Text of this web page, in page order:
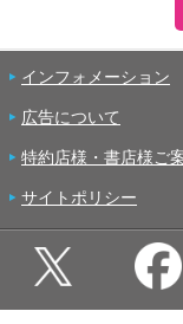
インフォメーション
広告について
特約店様・書店様ご
サイトポリシー